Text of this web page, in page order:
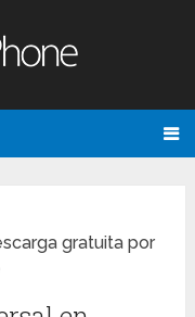
gratuita por